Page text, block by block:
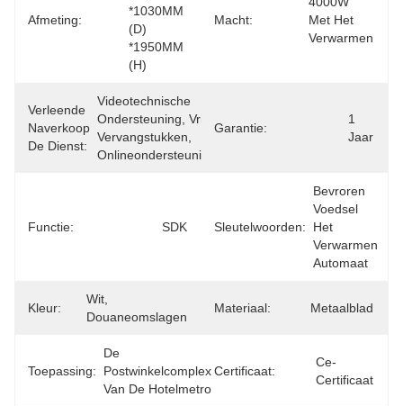
Afmeting:
*1030MM
(D)
*1950MM
(H)
Macht:
Met Het
Verwarmen
Verleende
Naverkoop
De Dienst:
Videotechnische
Ondersteuning, Vrije
Vervangstukken,
Onlineondersteuning
Garantie:
1
Jaar
Functie: SDK Sleutelwoorden:
Bevroren
Voedsel
Het
Verwarmen
Automaat
Kleur:
Wit,
Douaneomslagen
Materiaal: Metaalblad
Toepassing:
De
Postwinkelcomplex
Van De Hotelmetro
Certificaat:
Ce-
Certificaat